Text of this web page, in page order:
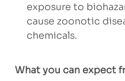
exposure to
cause zoonotic
chemicals.
What you can expect